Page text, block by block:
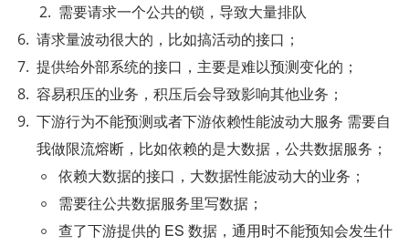
需要请求一个公共的锁，导致大量排队
请求量波动很大的，比如搞活动的接口；
提供给外部系统的接口，主要是难以预测变化的；
容易积压的业务，积压后会导致影响其他业务；
下游行为不能预测或者下游依赖性能波动大服务 需要自
我做限流熔断，比如依赖的是大数据，公共数据服务；
依赖大数据的接口，大数据性能波动大的业务；
需要往公共数据服务里写数据；
查了下游提供的 ES 数据，通用时不能预知会发生什